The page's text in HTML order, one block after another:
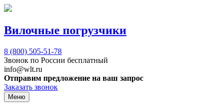
Вилочные погрузчики
8 (800) 505-51-78
Звонок по России бесплатный
info@wlt.ru
Отправим предложение на ваш запрос
Заказать звонок
Меню